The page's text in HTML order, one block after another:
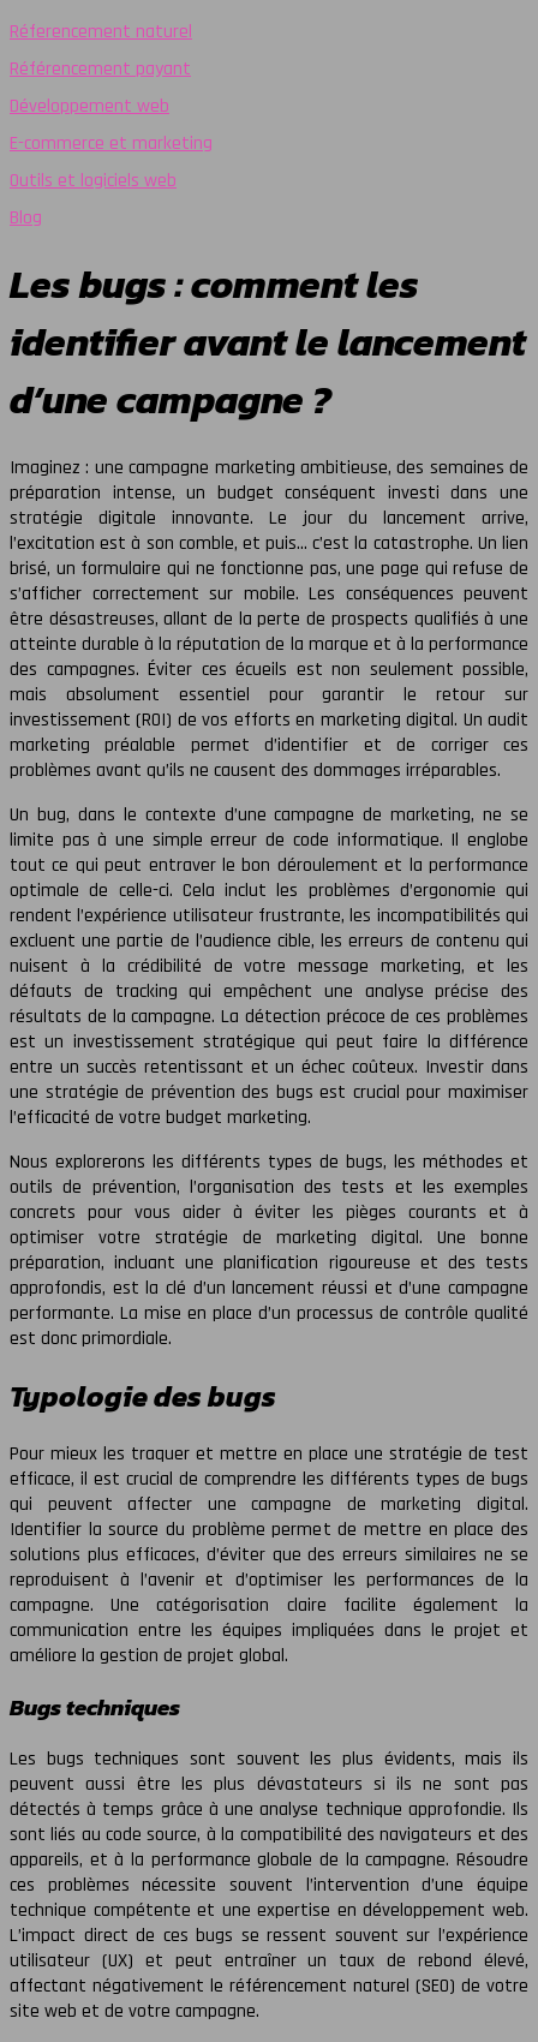
Réferencement naturel
Référencement payant
Développement web
E-commerce et marketing
Outils et logiciels web
Blog
Les bugs : comment les
identifier avant le lancement
d’une campagne ?
Imaginez : une campagne marketing ambitieuse, des semaines de
préparation intense, un budget conséquent investi dans une
stratégie digitale innovante. Le jour du lancement arrive,
l’excitation est à son comble, et puis… c’est la catastrophe. Un lien
brisé, un formulaire qui ne fonctionne pas, une page qui refuse de
s’afficher correctement sur mobile. Les conséquences peuvent
être désastreuses, allant de la perte de prospects qualifiés à une
atteinte durable à la réputation de la marque et à la performance
des campagnes. Éviter ces écueils est non seulement possible,
mais absolument essentiel pour garantir le retour sur
investissement (ROI) de vos efforts en marketing digital. Un audit
marketing préalable permet d’identifier et de corriger ces
problèmes avant qu’ils ne causent des dommages irréparables.
Un bug, dans le contexte d’une campagne de marketing, ne se
limite pas à une simple erreur de code informatique. Il englobe
tout ce qui peut entraver le bon déroulement et la performance
optimale de celle-ci. Cela inclut les problèmes d’ergonomie qui
rendent l’expérience utilisateur frustrante, les incompatibilités qui
excluent une partie de l’audience cible, les erreurs de contenu qui
nuisent à la crédibilité de votre message marketing, et les
défauts de tracking qui empêchent une analyse précise des
résultats de la campagne. La détection précoce de ces problèmes
est un investissement stratégique qui peut faire la différence
entre un succès retentissant et un échec coûteux. Investir dans
une stratégie de prévention des bugs est crucial pour maximiser
l’efficacité de votre budget marketing.
Nous explorerons les différents types de bugs, les méthodes et
outils de prévention, l’organisation des tests et les exemples
concrets pour vous aider à éviter les pièges courants et à
optimiser votre stratégie de marketing digital. Une bonne
préparation, incluant une planification rigoureuse et des tests
approfondis, est la clé d’un lancement réussi et d’une campagne
performante. La mise en place d’un processus de contrôle qualité
est donc primordiale.
Typologie des bugs
Pour mieux les traquer et mettre en place une stratégie de test
efficace, il est crucial de comprendre les différents types de bugs
qui peuvent affecter une campagne de marketing digital.
Identifier la source du problème permet de mettre en place des
solutions plus efficaces, d’éviter que des erreurs similaires ne se
reproduisent à l’avenir et d’optimiser les performances de la
campagne. Une catégorisation claire facilite également la
communication entre les équipes impliquées dans le projet et
améliore la gestion de projet global.
Bugs techniques
Les bugs techniques sont souvent les plus évidents, mais ils
peuvent aussi être les plus dévastateurs si ils ne sont pas
détectés à temps grâce à une analyse technique approfondie. Ils
sont liés au code source, à la compatibilité des navigateurs et des
appareils, et à la performance globale de la campagne. Résoudre
ces problèmes nécessite souvent l’intervention d’une équipe
technique compétente et une expertise en développement web.
L’impact direct de ces bugs se ressent souvent sur l’expérience
utilisateur (UX) et peut entraîner un taux de rebond élevé,
affectant négativement le référencement naturel (SEO) de votre
site web et de votre campagne.